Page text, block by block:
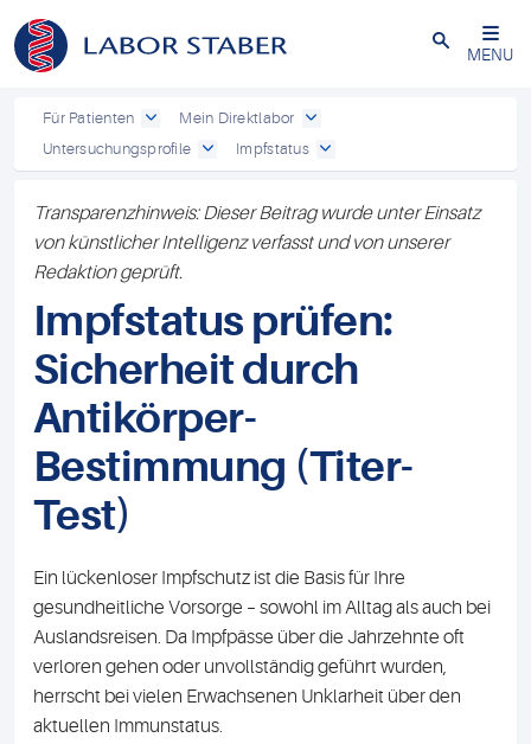
Schließen
MENU
Für Patienten
Mein Direktlabor
Untersuchungsprofile
Impfstatus
Transparenzhinweis: Dieser Beitrag wurde unter Einsatz
von künstlicher Intelligenz verfasst und von unserer
Redaktion geprüft.
Impfstatus prüfen:
Sicherheit durch
Antikörper-
Bestimmung (Titer-
Test)
Ein lückenloser Impfschutz ist die Basis für Ihre
gesundheitliche Vorsorge – sowohl im Alltag als auch bei
Auslandsreisen. Da Impfpässe über die Jahrzehnte oft
verloren gehen oder unvollständig geführt wurden,
herrscht bei vielen Erwachsenen Unklarheit über den
aktuellen Immunstatus.